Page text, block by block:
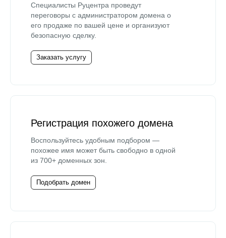
Специалисты Руцентра проведут
переговоры с администратором домена о
его продаже по вашей цене и организуют
безопасную сделку.
Заказать услугу
Регистрация похожего домена
Воспользуйтесь удобным подбором —
похожее имя может быть свободно в одной
из 700+ доменных зон.
Подобрать домен